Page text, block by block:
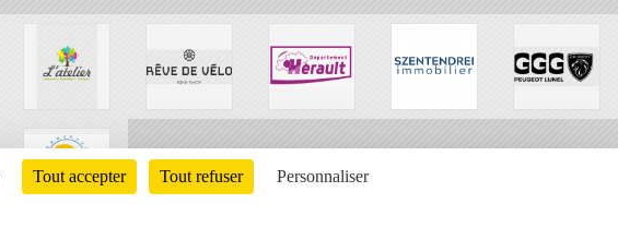
Tout accepter Tout refuser Personnaliser